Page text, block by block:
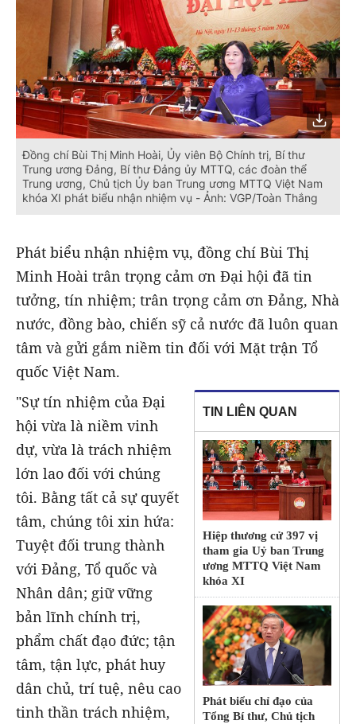
Đồng chí Bùi Thị Minh Hoài, Ủy viên Bộ Chính trị, Bí thư
Trung ương Đảng, Bí thư Đảng ủy MTTQ, các đoàn thể
Trung ương, Chủ tịch Ủy ban Trung ương MTTQ Việt Nam
khóa XI phát biểu nhận nhiệm vụ - Ảnh: VGP/Toàn Thắng
Phát biểu nhận nhiệm vụ, đồng chí Bùi Thị
Minh Hoài trân trọng cảm ơn Đại hội đã tin
tưởng, tín nhiệm; trân trọng cảm ơn Đảng, Nhà
nước, đồng bào, chiến sỹ cả nước đã luôn quan
tâm và gửi gắm niềm tin đối với Mặt trận Tổ
quốc Việt Nam.
TIN LIÊN QUAN
Hiệp thương cử 397 vị
tham gia Uỷ ban Trung
ương MTTQ Việt Nam
khóa XI
Phát biểu chỉ đạo của
Tổng Bí thư, Chủ tịch
"Sự tín nhiệm của Đại
hội vừa là niềm vinh
dự, vừa là trách nhiệm
lớn lao đối với chúng
tôi. Bằng tất cả sự quyết
tâm, chúng tôi xin hứa:
Tuyệt đối trung thành
với Đảng, Tổ quốc và
Nhân dân; giữ vững
bản lĩnh chính trị,
phẩm chất đạo đức; tận
tâm, tận lực, phát huy
dân chủ, trí tuệ, nêu cao
tinh thần trách nhiệm,